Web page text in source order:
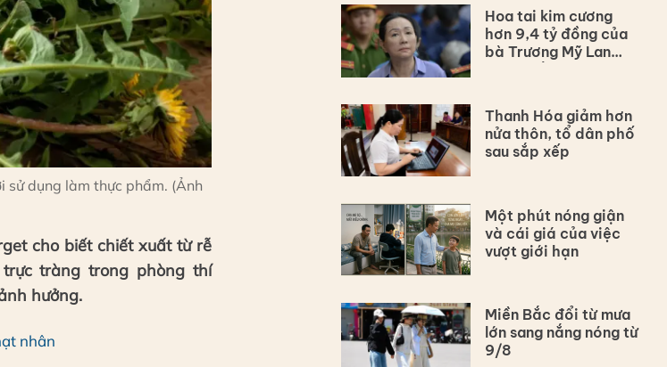
sử dụng làm thực phẩm. (Ảnh
cho biết chiết xuất từ rễ
tràng trong phòng thí
hưởng.
nhân
Hoa tai kim cương
hơn 9,4 tỷ đồng của
bà Trương Mỹ Lan
Thanh Hóa giảm hơn
nửa thôn, tổ dân phố
sau sắp xếp
Một phút nóng giận
và cái giá của việc
vượt giới hạn
Miền Bắc đổi từ mưa
lớn sang nắng nóng từ
9/8